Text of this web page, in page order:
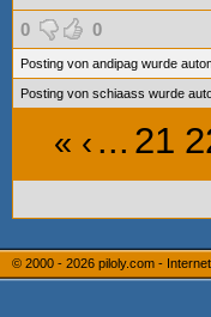
0 0
Posting von andipag wurde
Posting von schiaass wurde
« ‹ ... 21
© 2000 - 2026 piloly.com -